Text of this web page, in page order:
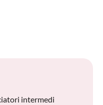
intermedi